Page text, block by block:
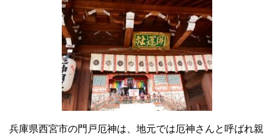
兵庫県西宮市の門戸厄神は、地元では厄神さんと呼ばれ親